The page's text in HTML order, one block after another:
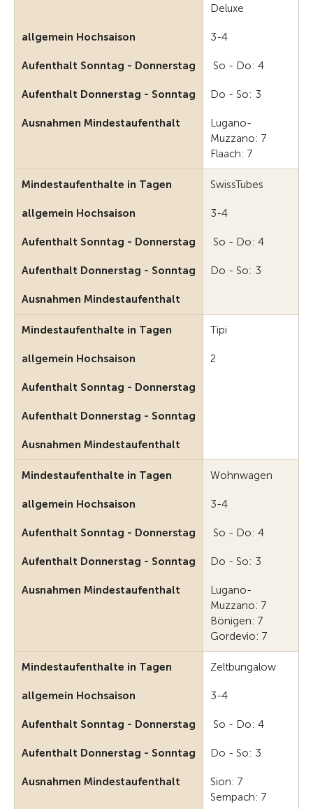
Deluxe
allgemein Hochsaison 3-4
Aufenthalt Sonntag - Donnerstag So - Do: 4
Aufenthalt Donnerstag - Sonntag Do - So: 3
Ausnahmen Mindestaufenthalt
Lugano-
Muzzano: 7
Flaach: 7
Mindestaufenthalte in Tagen SwissTubes
allgemein Hochsaison 3-4
Aufenthalt Sonntag - Donnerstag So - Do: 4
Aufenthalt Donnerstag - Sonntag Do - So: 3
Ausnahmen Mindestaufenthalt
Mindestaufenthalte in Tagen Tipi
allgemein Hochsaison 2
Aufenthalt Sonntag - Donnerstag
Aufenthalt Donnerstag - Sonntag
Ausnahmen Mindestaufenthalt
Mindestaufenthalte in Tagen Wohnwagen
allgemein Hochsaison 3-4
Aufenthalt Sonntag - Donnerstag So - Do: 4
Aufenthalt Donnerstag - Sonntag Do - So: 3
Ausnahmen Mindestaufenthalt
Lugano-
Muzzano: 7
Bönigen: 7
Gordevio: 7
Mindestaufenthalte in Tagen Zeltbungalow
allgemein Hochsaison 3-4
Aufenthalt Sonntag - Donnerstag So - Do: 4
Aufenthalt Donnerstag - Sonntag Do - So: 3
Ausnahmen Mindestaufenthalt
Sion: 7
Sempach: 7